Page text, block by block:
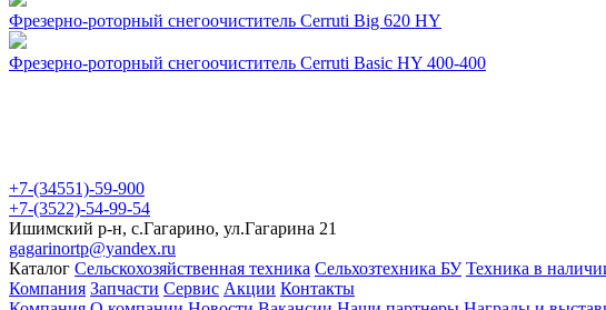
Фрезерно-роторный снегоочиститель Cerruti Big 620 HY
Фрезерно-роторный снегоочиститель Cerruti Basic HY 400-400
+7-(34551)-59-900
+7-(3522)-54-99-54
Ишимский р-н, с.Гагарино, ул.Гагарина 21
gagarinortp@yandex.ru
Каталог Сельскохозяйственная техника Сельхозтехника БУ Техника в
Компания Запчасти Сервис Акции Контакты